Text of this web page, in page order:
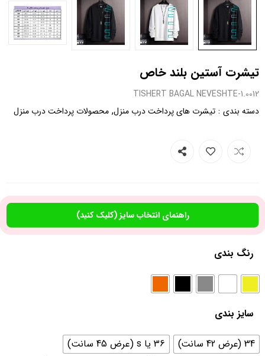
تیشرت آستین بلند خاص
0012.TISHERT BAGAL NEVESHTE-1
دسته بندی : تیشرت های پرداخت درب منزل, محصولات پرداخت درب منزل
راهنمای انتخاب سایز (کلیک کنید)
رنگ بندی
سایز بندی
34 (عرض 42 سانت)
36 یا s (عرض 45 سانت)